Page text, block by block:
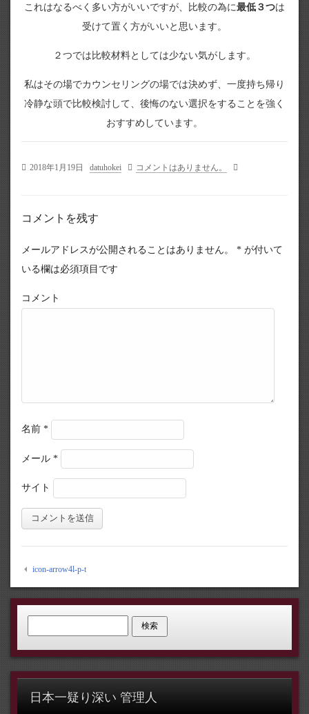
これはなるべく多い方がいいですが、比較の為に最低３つは
受けて置く方がいいと思います。
２つでは比較材料としては少ない気がします。
私はその場でカウンセリングの場では決めず、一度持ち帰り
冷静な頭で比較検討して、後悔のない選択をすることを強く
おすすめしています。
2018年1月19日 datuhokei コメントはありません。
コメントを残す
メールアドレスが公開されることはありません。 * が付いて
いる欄は必須項目です
コメント
名前 *
メール *
サイト
icon-arrow4l-p-t
日本一疑り深い 管理人